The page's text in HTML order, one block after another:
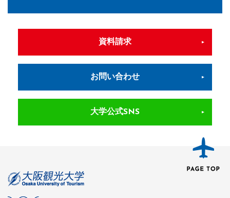
資料請求
お問い合わせ
大学公式SNS